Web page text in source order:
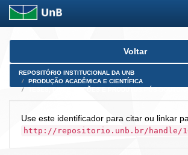
Skip
Voltar
REPOSITÓRIO INSTITUCIONAL DA UNB
PRODUÇÃO ACADÊMICA E CIENTÍFICA
Use este identificador para citar ou linkar
http://repositorio.unb.br/handle/